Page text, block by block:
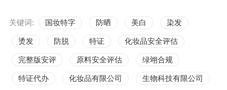
关键词: 国妆特字 防晒 美白 染发
烫发 防脱 特证 化妆品安全评估
完整版安评 原料安全评估 绿翊合规
特证代办 化妆品有限公司 生物科技有限公司